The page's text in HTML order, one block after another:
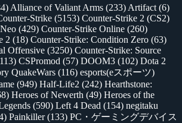
Alliance of Valiant Arms (233) Artifact (6)
Strike (5153) Counter-Strike 2 (CS2)
(429) Counter-Strike Online (260)
2 (18) Counter-Strike: Condition Zero (63)
Offensive (3250) Counter-Strike: Source
CSPromod (57) DOOM3 (102) Dota 2
QuakeWars (116) esports(eスポーツ)
(949) Half-Life2 (242) Hearthstone:
Heroes of Newerth (49) Heroes of the
(590) Left 4 Dead (154) negitaku
Painkiller(133) PC・ゲーミングデバイス